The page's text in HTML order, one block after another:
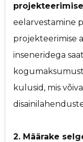
eelarvestamine
projekteerimise
inseneridega
kulusid, mis
2. Määrake